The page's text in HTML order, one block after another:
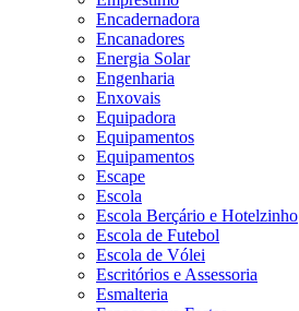
Encadernadora
Encanadores
Energia Solar
Engenharia
Enxovais
Equipadora
Equipamentos
Equipamentos
Escape
Escola
Escola Berçário e Hotelzinho
Escola de Futebol
Escola de Vólei
Escritórios e Assessoria
Esmalteria